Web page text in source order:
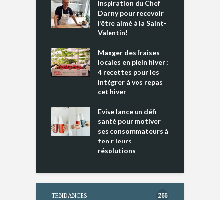
Inspiration du Chef
Danny pour recevoir
l’être aimé à la Saint-
Valentin!
Manger des fraises
locales en plein hiver :
4 recettes pour les
intégrer à vos repas
cet hiver
Evive lance un défi
santé pour motiver
ses consommateurs à
tenir leurs
résolutions
TENDANCES 266